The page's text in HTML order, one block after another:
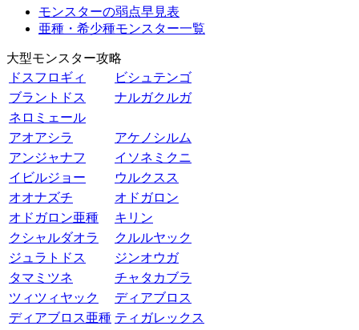
モンスターの弱点早見表
亜種・希少種モンスター一覧
大型モンスター攻略
ドスフロギィ
ビシュテンゴ
ブラントドス
ナルガクルガ
ネロミェール
アオアシラ
アケノシルム
アンジャナフ
イソネミクニ
イビルジョー
ウルクスス
オオナズチ
オドガロン
オドガロン亜種
キリン
クシャルダオラ
クルルヤック
ジュラトドス
ジンオウガ
タマミツネ
チャタカブラ
ツィツィヤック
ディアブロス
ディアブロス亜種 ティガレックス